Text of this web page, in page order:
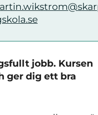
jobb. Kursen
ger dig ett bra